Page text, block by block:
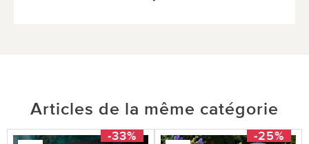
Articles de la même catégorie
-33% -25%